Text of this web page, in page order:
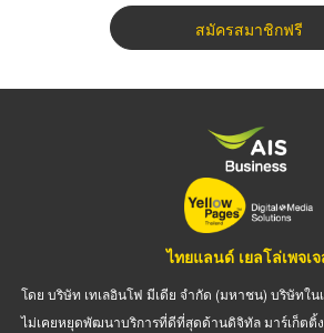
สมัครสมาชิกฟรี
ไทยแลนด์ เยลโล่เพจเ
โดย บริษัท เทเลอินโฟ มีเดีย จำกัด (มหาชน) บริษัทใน
ไม่เคยหยุดพัฒนาบริการที่ดีที่สุดด้านดิจิทัล มาร์เก็ตติ้